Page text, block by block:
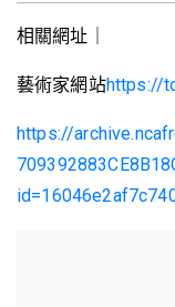
相關網址｜
藝術家網站https://
https://